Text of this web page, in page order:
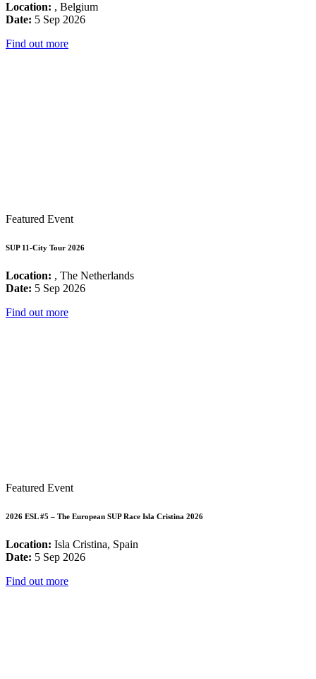
Location: , Belgium
Date: 5 Sep 2026
Find out more
Featured Event
SUP 11-City Tour 2026
Location: , The Netherlands
Date: 5 Sep 2026
Find out more
Featured Event
2026 ESL #5 – The European SUP Race Isla Cristina 2026
Location: Isla Cristina, Spain
Date: 5 Sep 2026
Find out more